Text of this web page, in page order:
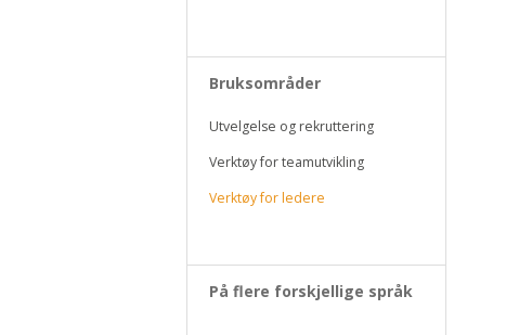
Bruksområder
Utvelgelse og rekruttering
Verktøy for teamutvikling
Verktøy for ledere
På flere forskjellige språk